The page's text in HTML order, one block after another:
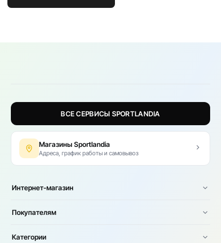
ВСЕ СЕРВИСЫ SPORTLANDIA
Магазины Sportlandia
Адреса, график работы и самовывоз
Интернет-магазин
Покупателям
Категории